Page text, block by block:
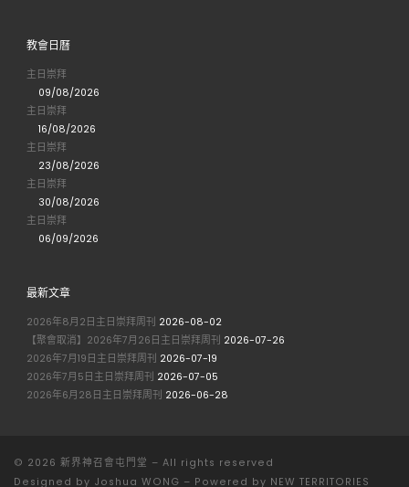
教會日曆
主日崇拜
09/08/2026
主日崇拜
16/08/2026
主日崇拜
23/08/2026
主日崇拜
30/08/2026
主日崇拜
06/09/2026
最新文章
2026年8月2日主日崇拜周刊 2026-08-02
【聚會取消】2026年7月26日主日崇拜周刊 2026-07-26
2026年7月19日主日崇拜周刊 2026-07-19
2026年7月5日主日崇拜周刊 2026-07-05
2026年6月28日主日崇拜周刊 2026-06-28
© 2026 新界神召會屯門堂 – All rights reserved
Designed by Joshua WONG – Powered by NEW TERRITORIES